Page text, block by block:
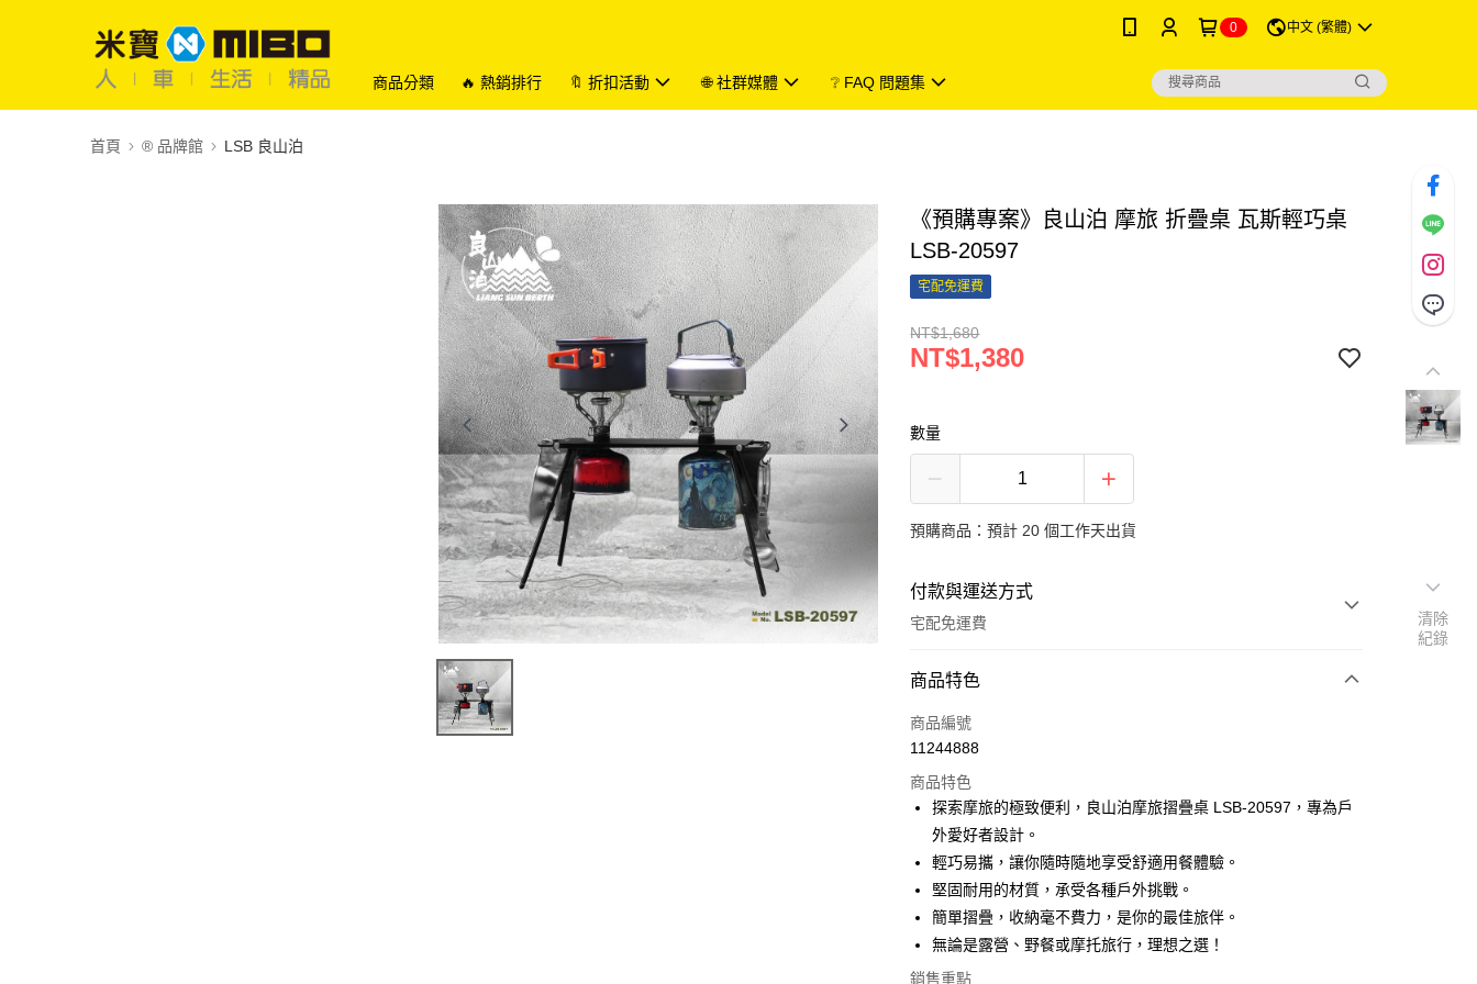
0 中文 (繁體)
商品分類 🔥 熱銷排行 🔖 折扣活動 🌐 社群媒體 ❔ FAQ 問題集
首頁 ®️ 品牌館 LSB 良山泊
《預購專案》良山泊 摩旅 折疊桌 瓦斯輕巧桌
LSB-20597
宅配免運費
NT$1,680
NT$1,380
數量
預購商品：預計 20 個工作天出貨
付款與運送方式
宅配免運費
付款方式
信用卡一次付款
LINE Pay
Apple Pay
街口支付
悠遊付
商品特色
商品編號
11244888
商品特色
探索摩旅的極致便利，良山泊摩旅摺疊桌 LSB-20597，專為戶
外愛好者設計。
輕巧易攜，讓你隨時隨地享受舒適用餐體驗。
堅固耐用的材質，承受各種戶外挑戰。
簡單摺疊，收納毫不費力，是你的最佳旅伴。
無論是露營、野餐或摩托旅行，理想之選！
銷售重點
清除
紀錄